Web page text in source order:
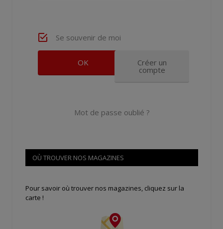
Se souvenir de moi
Créer un
compte
Mot de passe oublié ?
OÙ TROUVER NOS MAGAZINES
Pour savoir où trouver nos magazines, cliquez sur la
carte !